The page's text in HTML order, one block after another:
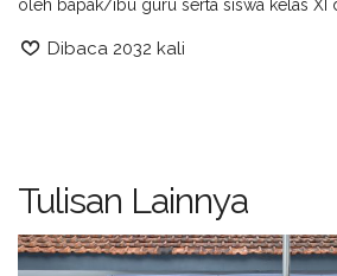
oleh bapak/ibu guru serta siswa kelas XI
Dibaca 2032 kali
Tulisan Lainnya